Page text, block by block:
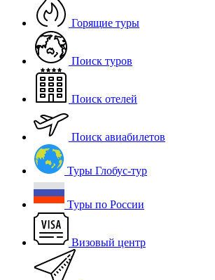
Горящие туры
Поиск туров
Поиск отелей
Поиск авиабилетов
Туры Глобус-тур
Туры по России
Визовый центр